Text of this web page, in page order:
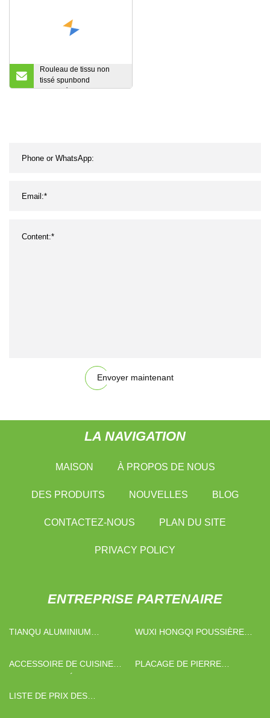
Rouleau de tissu non
tissé spunbond
imperméable en
Envoyer maintenant
LA NAVIGATION
MAISON À PROPOS DE NOUS
DES PRODUITS NOUVELLES BLOG
CONTACTEZ-NOUS PLAN DU SITE
PRIVACY POLICY
ENTREPRISE PARTENAIRE
TIANQU ALUMINIUM
WUXI HONGQI POUSSIÈRE
ÉQUIPEMENT CO., LTD.
ACCESSOIRE DE CUISINE
PLACAGE DE PIERRE
LISTE DE PRIX DES